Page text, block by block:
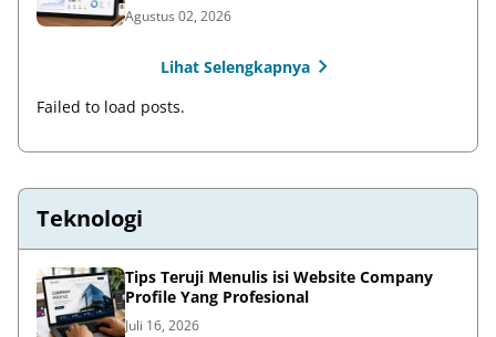
Agustus 02, 2026
Lihat Selengkapnya
Failed to load posts.
Teknologi
Tips Teruji Menulis isi Website Company
Profile Yang Profesional
Juli 16, 2026